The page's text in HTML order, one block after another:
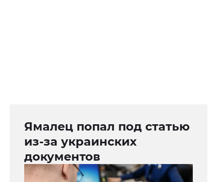
Ямалец попал под статью
из-за украинских
документов